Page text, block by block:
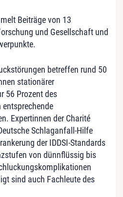
Beiträge von 13
und Gesellschaft und
betreffen rund 50
stationärer
56 Prozent des
entsprechende
Expertinnen der Charité
Schlaganfall-Hilfe
der IDDSI-Standards
von dünnflüssig bis
sind auch Fachleute des